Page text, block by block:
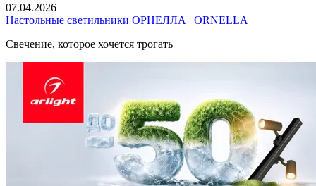
07.04.2026
Настольные светильники ОРНЕЛЛА | ORNELLA
Свечение, которое хочется трогать